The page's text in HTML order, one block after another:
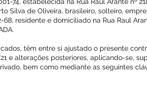
Silva de Oliveira, brasileiro, solteiro,
68, residente e domiciliado na Rua Raul
têm entre si ajustado o presente
e alterações posteriores, aplicando-se,
bem como mediante as seguintes